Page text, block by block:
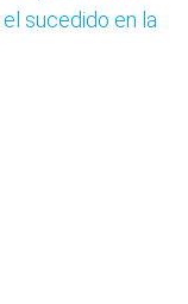
el sucedido en la